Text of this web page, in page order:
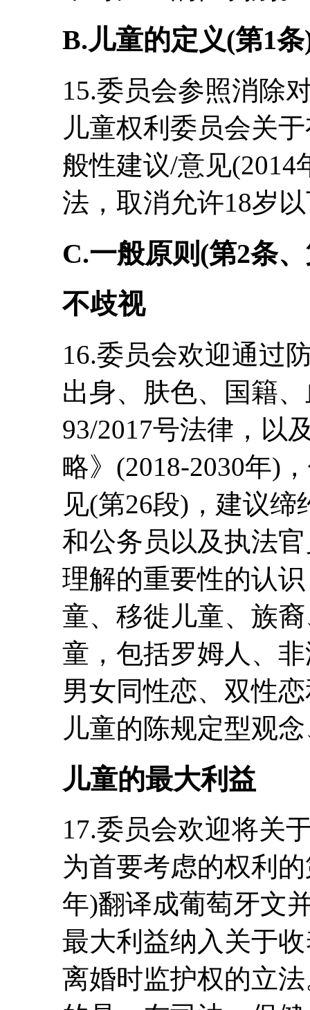
B.儿童的定义(第1
15.委员会参照消除
儿童权利委员会关
般性建议/意见
法，取消允许18岁
C.一般原则(第2条
不歧视
16.委员会欢迎通过
出身、肤色、国籍
93/2017号法律，以
略》(2018-2030年)
见(第26段)，建议
和公务员以及执法
理解的重要性的认
童、移徙儿童、族
童，包括罗姆人、
男女同性恋、双性
儿童的陈规定型观
儿童的最大利益
17.委员会欢迎将关
为首要考虑的权利
年)翻译成葡萄牙文
最大利益纳入关于
离婚时监护权的立